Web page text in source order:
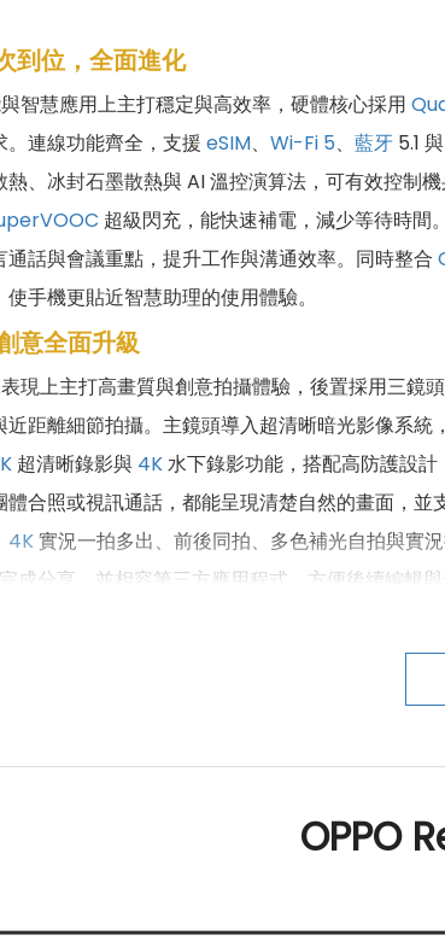
到位，全面進化
智慧應用上主打穩定與高效率，硬體核心採用
連線功能齊全，支援 eSIM、 Wi-Fi 5、 藍牙 5.1 與
熱、冰封石墨散熱與 AI 溫控演算法，可有效控
超級閃充，能快速補電，減少等待時間
話與會議重點，提升工作與溝通效率。同時整合
手機更貼近智慧助理的使用體驗。
意全面升級
現上主打高畫質與創意拍攝體驗，後置採用三鏡
距離細節拍攝。主鏡頭導入超清晰暗光影像系
超清晰錄影與 4K水下錄影功能，搭配高防護設
體合照或視訊通話，都能呈現清楚自然的畫面，並
4K實況一拍多出、前後同拍、多色補光自拍與實
成分享，並相容第三方應用程式，方便後續編輯與
OPPO